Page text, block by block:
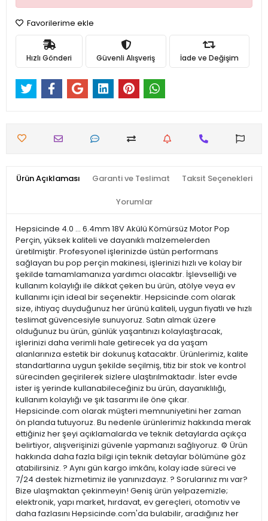
Favorilerime ekle
Hızlı Gönderi Güvenli Alışveriş İade ve Değişim
Ürün Açıklaması Garanti ve Teslimat Taksit Seçenekleri
Yorumlar
Hepsicinde 4.0 ... 6.4mm 18V Akülü Kömürsüz Motor Pop
Perçin, yüksek kaliteli ve dayanıklı malzemelerden
üretilmiştir. Profesyonel işlerinizde üstün performans
sağlayan bu pop perçin makinesi, işlerinizi hızlı ve kolay bir
şekilde tamamlamanıza yardımcı olacaktır. İşlevselliği ve
kullanım kolaylığı ile dikkat çeken bu ürün, atölye veya ev
kullanımı için ideal bir seçenektir. Hepsicinde.com olarak
size, ihtiyaç duyduğunuz her ürünü kaliteli, uygun fiyatlı ve hızlı
teslimat güvencesiyle sunuyoruz. Satın almak üzere
olduğunuz bu ürün, günlük yaşantınızı kolaylaştıracak,
işlerinizi daha verimli hale getirecek ya da yaşam
alanlarınıza estetik bir dokunuş katacaktır. Ürünlerimiz, kalite
standartlarına uygun şekilde seçilmiş, titiz bir stok ve kontrol
sürecinden geçirilerek sizlere ulaştırılmaktadır. İster evde
ister iş yerinde kullanabileceğiniz bu ürün, dayanıklılığı,
kullanım kolaylığı ve şık tasarımı ile öne çıkar.
Hepsicinde.com olarak müşteri memnuniyetini her zaman
ön planda tutuyoruz. Bu nedenle ürünlerimiz hakkında merak
ettiğiniz her şeyi açıklamalarda ve teknik detaylarda açıkça
belirtiyor, alışverişinizi güvenle yapmanızı sağlıyoruz. ⚙️ Ürün
hakkında daha fazla bilgi için teknik detaylar bölümüne göz
atabilirsiniz. ? Aynı gün kargo imkânı, kolay iade süreci ve
7/24 destek hizmetimiz ile yanınızdayız. ? Sorularınız mı var?
Bize ulaşmaktan çekinmeyin! Geniş ürün yelpazemizle;
elektronik, yapı market, hırdavat, ev gereçleri, otomotiv ve
daha fazlasını Hepsicinde.com'da bulabilir, aradığınız her